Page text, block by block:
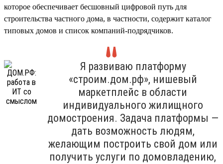
которое обеспечивает бесшовный цифровой путь для
строительства частного дома, в частности, содержит каталог
типовых домов и список компаний-подрядчиков.
Я развиваю платформу
«строим.дом.рф», нишевый
маркетплейс в области
индивидуального жилищного
домостроения. Задача платформы —
дать возможность людям,
желающим построить свой дом или
получить услуги по домовладению,